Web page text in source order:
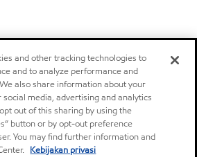
and other tracking technologies to
and to analyze performance and
also share information about your
media, advertising and analytics
out of this sharing by using the
button or by opt-out preference
You may find further information and
Kebijakan privasi